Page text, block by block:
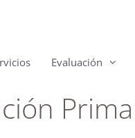
Evaluación